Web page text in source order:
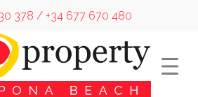
378 / +34 677 670 480